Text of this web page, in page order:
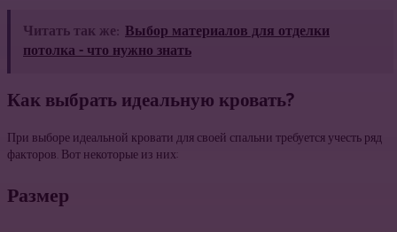
Читать так же: Выбор материалов для отделки
потолка - что нужно знать
Как выбрать идеальную кровать?
При выборе идеальной кровати для своей спальни требуется учесть ряд
факторов. Вот некоторые из них:
Размер